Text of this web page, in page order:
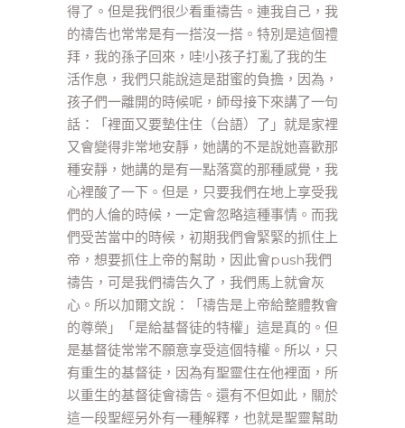
得了。但是我們很少看重禱告。連我自己，我
的禱告也常常是有一搭沒一搭。特別是這個禮
拜，我的孫子回來，哇!小孩子打亂了我的生
活作息，我們只能說這是甜蜜的負擔，因為，
孩子們一離開的時候呢，師母接下來講了一句
話：「裡面又要墊住住（台語）了」就是家裡
又會變得非常地安靜，她講的不是說她喜歡那
種安靜，她講的是有一點落寞的那種感覺，我
心裡酸了一下。但是，只要我們在地上享受我
們的人倫的時候，一定會忽略這種事情。而我
們受苦當中的時候，初期我們會緊緊的抓住上
帝，想要抓住上帝的幫助，因此會push我們
禱告，可是我們禱告久了，我們馬上就會灰
心。所以加爾文說：「禱告是上帝給整體教會
的尊榮」「是給基督徒的特權」這是真的。但
是基督徒常常不願意享受這個特權。所以，只
有重生的基督徒，因為有聖靈住在他裡面，所
以重生的基督徒會禱告。還有不但如此，關於
這一段聖經另外有一種解釋，也就是聖靈幫助